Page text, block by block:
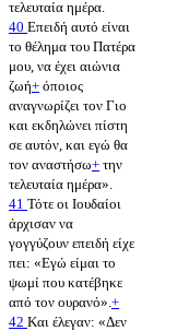
τελευταία ημέρα.
40 Επειδή αυτό είναι
το θέλημα του Πατέρα
μου, να έχει αιώνια
ζωή+ όποιος
αναγνωρίζει τον Γιο
και εκδηλώνει πίστη
σε αυτόν, και εγώ θα
τον αναστήσω+ την
τελευταία ημέρα».
41 Τότε οι Ιουδαίοι
άρχισαν να
γογγύζουν επειδή είχε
πει: «Εγώ είμαι το
ψωμί που κατέβηκε
από τον ουρανό». +
42 Και έλεγαν: «Δεν